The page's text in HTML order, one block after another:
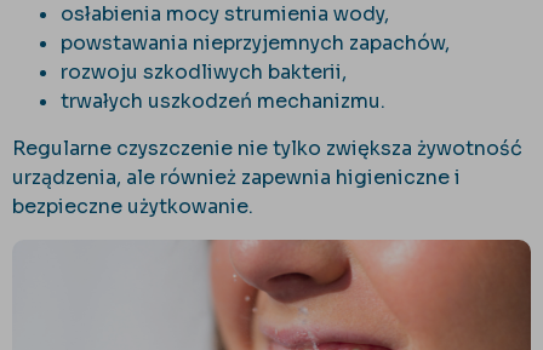
osłabienia mocy strumienia wody,
powstawania nieprzyjemnych zapachów,
rozwoju szkodliwych bakterii,
trwałych uszkodzeń mechanizmu.
Regularne czyszczenie nie tylko zwiększa żywotność
urządzenia, ale również zapewnia higieniczne i
bezpieczne użytkowanie.